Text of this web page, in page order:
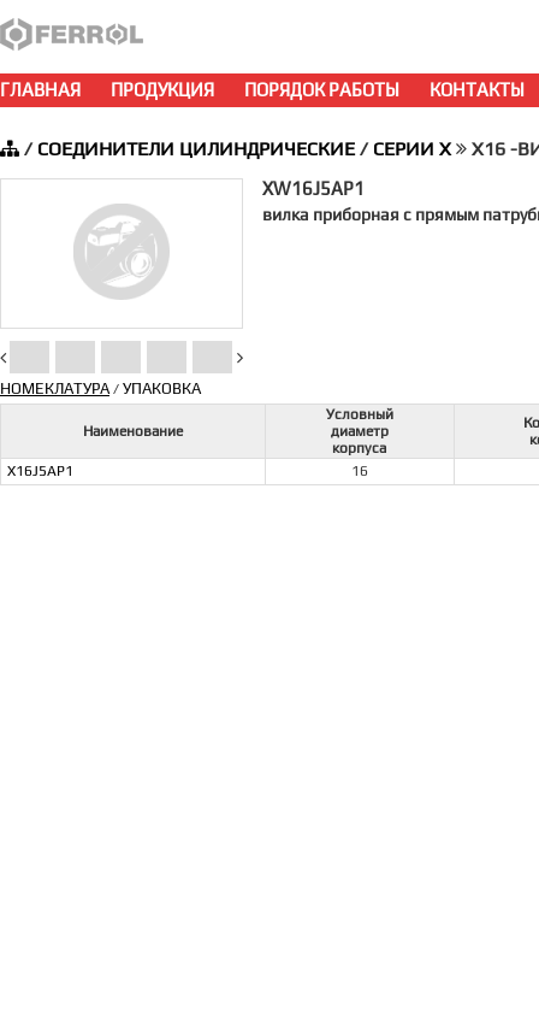
ГЛАВНАЯ ПРОДУКЦИЯ ПОРЯДОК РАБОТЫ КОНТАКТЫ
/ СОЕДИНИТЕЛИ ЦИЛИНДРИЧЕСКИЕ/ СЕРИИ X X16 -
XW16J5AP1
вилка приборная с прямым
НОМЕКЛАТУРА/ УПАКОВКА
Наименование
Условный
диаметр
корпуса
X16J5AP1
16